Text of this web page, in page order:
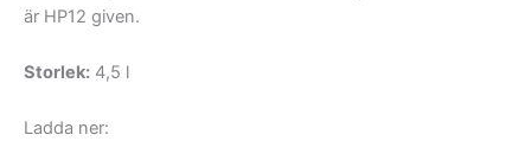
är HP12 given.
Storlek: 4,5 l
Ladda ner: